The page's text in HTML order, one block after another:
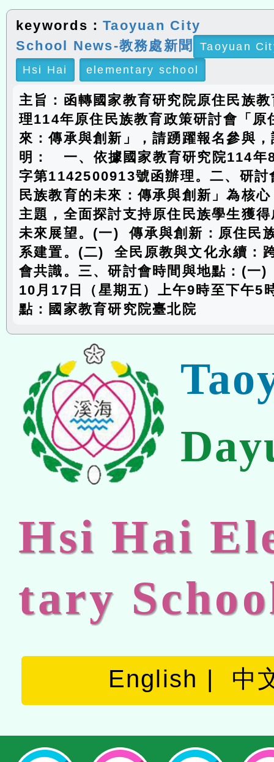
keywords：Taoyuan City
School News-教務處新聞
Taoyuan
Hsi Hai
elementary school
主旨：函轉國家教育研究院原住民族
理114年原住民族教育政策研討會「原
來：傳承與創新」，請踴躍報名參與
明： 一、依據國家教育研究院114年
字第1142500913號函辦理。二、研討
民族教育的未來：傳承與創新」為核
主題，全面探討支持原住民族學生獲
未來展望。(一) 傳承與創新：原住民
系建置。(二) 全民原教與文化永續：
會共識。三、研討會時間與地點：(一
10月17日（星期五）上午9時至下午5
點：國家教育研究院臺北院
Hsi Hai
tary
English 中